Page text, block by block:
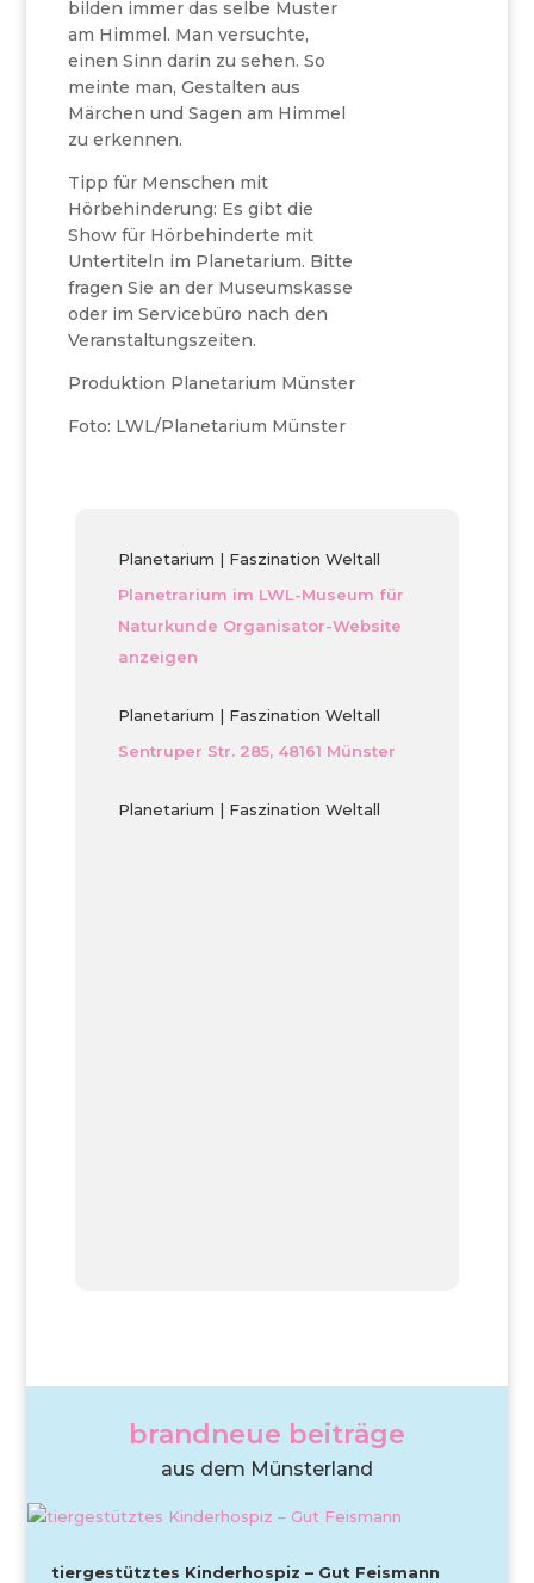
bilden immer das selbe Muster
am Himmel. Man versuchte,
einen Sinn darin zu sehen. So
meinte man, Gestalten aus
Märchen und Sagen am Himmel
zu erkennen.
Tipp für Menschen mit
Hörbehinderung: Es gibt die
Show für Hörbehinderte mit
Untertiteln im Planetarium. Bitte
fragen Sie an der Museumskasse
oder im Servicebüro nach den
Veranstaltungszeiten.
Produktion Planetarium Münster
Foto: LWL/Planetarium Münster
Planetarium | Faszination Weltall
Planetrarium im LWL-Museum für
Naturkunde Organisator-Website
anzeigen
Planetarium | Faszination Weltall
Sentruper Str. 285, 48161 Münster
Planetarium | Faszination Weltall
brandneue beiträge
aus dem Münsterland
tiergestütztes Kinderhospiz – Gut Feismann